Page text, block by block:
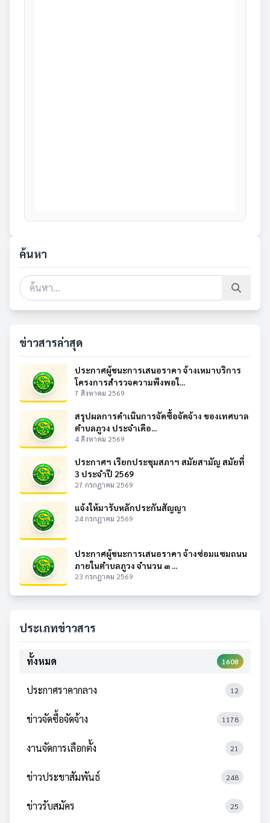
ค้นหา
ข่าวสารล่าสุด
ประกาศผู้ชนะการเสนอราคา จ้างเหมาบริการ
โครงการสำรวจความพึงพอใ...
7 สิงหาคม 2569
สรุปผลการดำเนินการจัดซื้อจัดจ้าง ของเทศบาล
ตำบลภูวง ประจำเดือ...
4 สิงหาคม 2569
ประกาศฯ เรียกประชุมสภาฯ สมัยสามัญ สมัยที่
3 ประจำปี 2569
27 กรกฎาคม 2569
แจ้งให้มารับหลักประกันสัญญา
24 กรกฎาคม 2569
ประกาศผู้ชนะการเสนอราคา จ้างซ่อมแซมถนน
ภายในตำบลภูวง จำนวน ๓ ...
23 กรกฎาคม 2569
ประเภทข่าวสาร
ทั้งหมด 1608
ประกาศราคากลาง 12
ข่าวจัดซื้อจัดจ้าง 1178
งานจัดการเลือกตั้ง 21
ข่าวประชาสัมพันธ์ 248
ข่าวรับสมัคร 25